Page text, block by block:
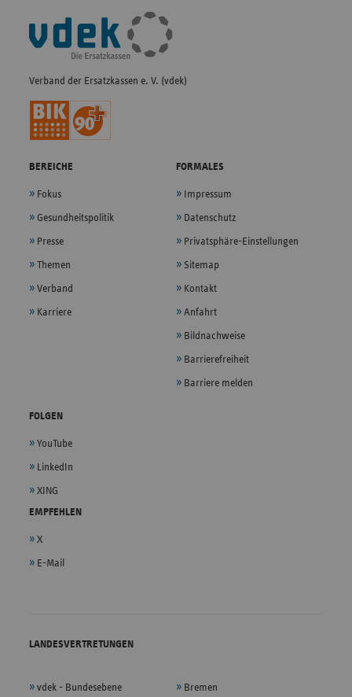
Fußleisten-
Navigation
Verband der Ersatzkassen e. V. (vdek)
BEREICHE
Fokus
Gesundheitspolitik
Presse
Themen
Verband
Karriere
FORMALES
Impressum
Datenschutz
Privatsphäre-Einstellungen
Sitemap
Kontakt
Anfahrt
Bildnachweise
Barrierefreiheit
Barriere melden
FOLGEN
YouTube
LinkedIn
XING
EMPFEHLEN
X
E-Mail
LANDESVERTRETUNGEN
vdek - Bundesebene Bremen